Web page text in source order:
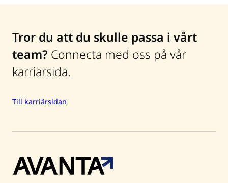
Tror du att du skulle passa i vårt
team? Connecta med oss på vår
karriärsida.
Till karriärsidan